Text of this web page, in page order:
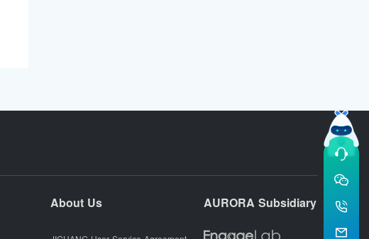
About Us AURORA Subsidiary